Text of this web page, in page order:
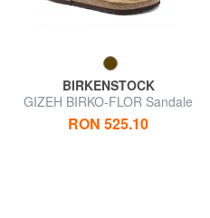
BIRKENSTOCK
GIZEH BIRKO-FLOR Sandale
tanga
RON 525.10